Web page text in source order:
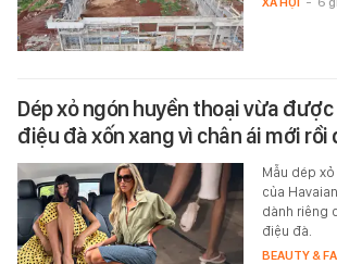
Dép xỏ ngón huyền thoại vừa
điệu đà xốn xang vì chân ái mới rồi
Mẫu dép
của
dành riêng
điệu đà.
BEAUTY &